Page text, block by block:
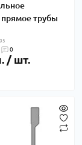
трубы
0
/ шт.